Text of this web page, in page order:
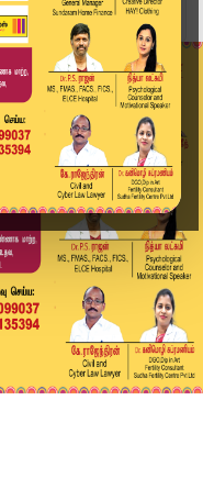
JUN 2025 | T...